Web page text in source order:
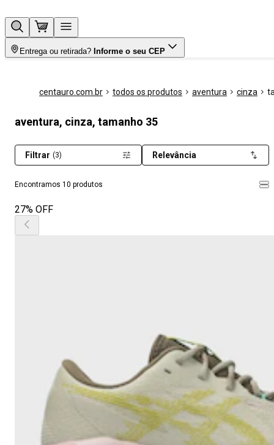
Entrega ou retirada? Informe o seu CEP
centauro.com.br todos os produtos aventura cinza
aventura, cinza, tamanho 35
Encontramos 10 produtos
Filtrar (3) Relevância
27% OFF